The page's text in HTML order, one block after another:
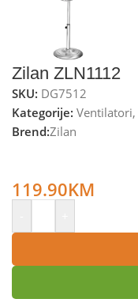
Zilan ZLN1112
SKU: DG7512
Kategorije: Ventilatori,
Brend:Zilan
119.90KM